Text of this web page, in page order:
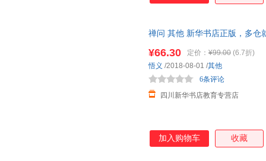
禅问 其他 新华书店正版，多仓
¥66.30 定价： ¥99.00 (6.7折)
四川新华书店教育专营店
6条评论
悟义 /2018-08-01 /其他
加入购物车 收藏